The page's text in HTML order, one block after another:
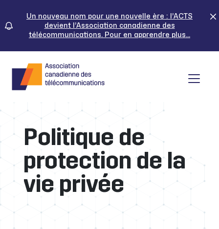
content
Un nouveau nom pour une nouvelle ère : l’ACTS
devient l’Association canadienne des
télécommunications. Pour en apprendre plus...
Politique de
protection de la
vie privée